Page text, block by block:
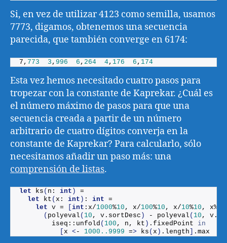
Si, en vez de utilizar 4123 como semilla, usamos
7773, digamos, obtenemos una secuencia
parecida, que también converge en 6174:
7, 773 3 , 996 6 , 264 4, 176 6 , 174
Esta vez hemos necesitado cuatro pasos para
tropezar con la constante de Kaprekar. ¿Cuál es
el número máximo de pasos para que una
secuencia creada a partir de un número
arbitrario de cuatro dígitos converja en la
constante de Kaprekar? Para calcularlo, sólo
necesitamos añadir un paso más: una
comprensión de listas.
let ks ( n: int )
=
let
kt ( x: int ) : int =
let v = int :x/1000%10 , x/100%10 , x/10%10 , x%
( polyeval ( 10 , v. sortDesc ) - polyeval ( 10 , v.
        iseq::
unfold ( 100 , n, kt ) . fixedPoint
in
x < - 1000. .9999 => ks ( x ) . length . max